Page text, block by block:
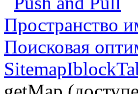
Пространство
Поисковая